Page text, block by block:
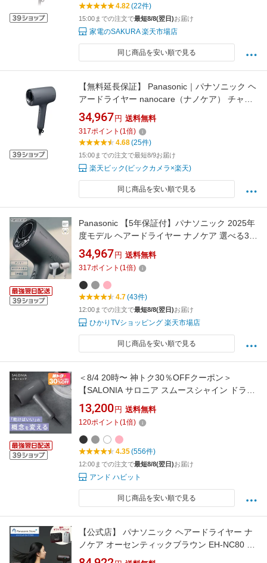
4.82(22件)
15:00までの注文で最短8/8(翌日)お届け
家電のSAKURA 楽天市場店
同じ商品を安い順で見る
【無料延長保証】 Panasonic｜パナソニック ヘ
アードライヤー nanocare（ナノケア） チャコ
ールブラック EH-NA0K-K
34,967 円 送料無料
317ポイント (1倍)
4.68(25件)
15:00までの注文で最短8/9お届け
楽天ビック(ビックカメラ×楽天)
同じ商品を安い順で見る
Panasonic 【5年保証付】パナソニック 2025年
度モデル ヘアードライヤー ナノケア 選べる3色
EH-NA0K 高浸透ナノイー ヘアケア 大風量 速乾
コンパクト 軽量 軽い おすすめ 人気 温度 高級
潤い ツヤ まとまり ダメージケア UVケア 送料
無料
34,967 円 送料無料
317ポイント (1倍)
4.7(43件)
12:00までの注文で最短8/8(翌日)お届け
ひかりTVショッピング 楽天市場店
同じ商品を安い順で見る
＜8/4 20時〜 神トク30％OFFクーポン＞
【SALONIA サロニア スムースシャイン ドライ
ヤー】送料無料低温風 ダメージshb 大風量 sms
◆30日間全額返金保証◆ カラープレゼント ギ
フト 軽量 軽い トラベル ヘアアイロン
13,200 円 送料無料
120ポイント (1倍)
4.35(556件)
12:00までの注文で最短8/8(翌日)お届け
アンド ハビット
同じ商品を安い順で見る
【公式店】 パナソニック ヘアードライヤー ナ
ノケア オーセンティックブラウン EH-NC80 無
料ギフトラッピング 2024年最上位モデル